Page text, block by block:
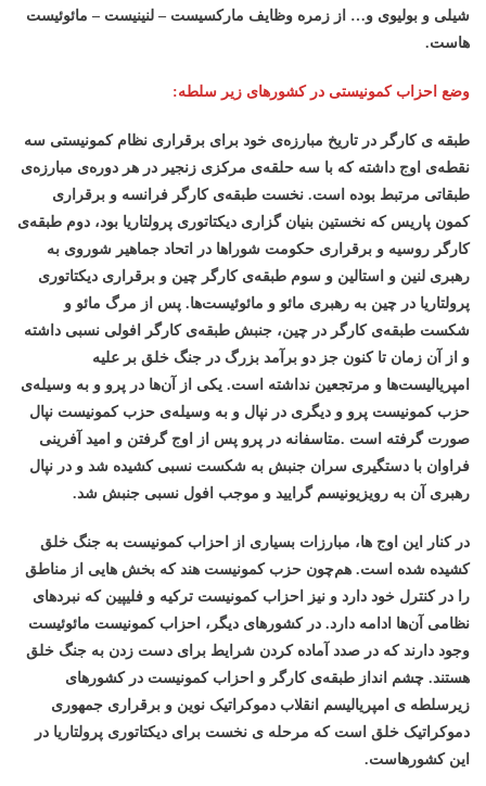
شیلی و بولیوی و… از زمره وظایف مارکسیست – لنینیست – مائوئیست
هاست.
وضع احزاب کمونیستی در کشورهای زیر سلطه:
طبقه ی کارگر در تاریخ مبارزه‌ی خود برای برقراری نظام کمونیستی سه
نقطه‌ی اوج داشته که با سه حلقه‌ی مرکزی زنجیر در هر دوره‌ی مبارزه‌ی
طبقاتی مرتبط بوده است. نخست طبقه‌ی کارگر فرانسه و برقراری
کمون پاریس که نخستین بنیان گزاری دیکتاتوری پرولتاریا بود، دوم طبقه‌ی
کارگر روسیه و برقراری حکومت شوراها در اتحاد جماهیر شوروی به
رهبری لنین و استالین و سوم طبقه‌ی کارگر چین و برقراری دیکتاتوری
پرولتاریا در چین به رهبری مائو و مائوئیست‌ها. پس از مرگ مائو و
شکست طبقه‌ی کارگر در چین، جنبش طبقه‌ی کارگر افولی نسبی داشته
و از آن زمان تا کنون جز دو برآمد بزرگ در جنگ خلق بر علیه
امپریالیست‌ها و مرتجعین نداشته است. یکی از آن‌ها در پرو و به وسیله‌ی
حزب کمونیست پرو و دیگری در نپال و به وسیله‌ی حزب کمونیست نپال
صورت گرفته است .متاسفانه در پرو پس از اوج گرفتن و امید آفرینی
فراوان با دستگیری سران جنبش به شکست نسبی کشیده شد و در نپال
رهبری آن به رویزیونیسم گرایید و موجب افول نسبی جنبش شد.
در کنار این اوج ها، مبارزات بسیاری از احزاب کمونیست به جنگ خلق
کشیده شده است. هم‌چون حزب کمونیست هند که بخش هایی از مناطق
را در کنترل خود دارد و نیز احزاب کمونیست ترکیه و فلیپین که نبردهای
نظامی آن‌ها ادامه دارد. در کشورهای دیگر، احزاب کمونیست مائوئیست
وجود دارند که در صدد آماده کردن شرایط برای دست زدن به جنگ خلق
هستند. چشم انداز طبقه‌ی کارگر و احزاب کمونیست در کشورهای
زیرسلطه ی امپریالیسم انقلاب دموکراتیک نوین و برقراری جمهوری
دموکراتیک خلق است که مرحله ی نخست برای دیکتاتوری پرولتاریا در
این کشورهاست.